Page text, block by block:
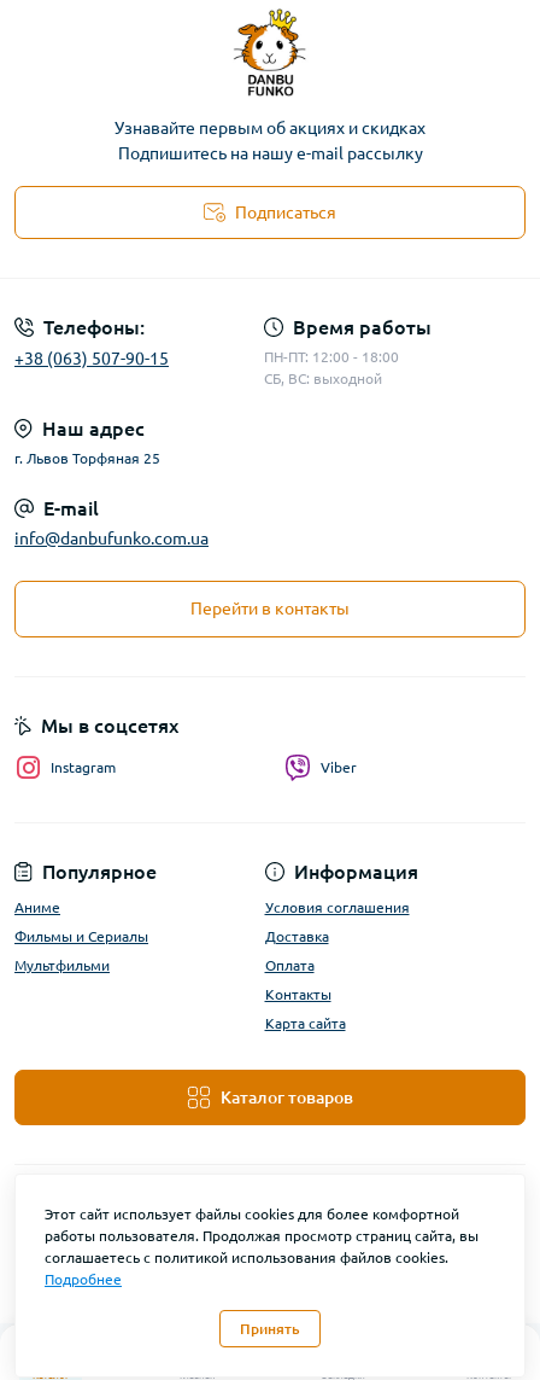
Каталог Главная Закладки Контакты
Узнавайте первым об акциях и скидках
Подпишитесь на нашу e-mail рассылку
Подписаться
Телефоны:
+38 (063) 507-90-15
Время работы
ПН-ПТ: 12:00 - 18:00
СБ, ВС: выходной
Наш адрес
г. Львов Торфяная 25
E-mail
info@danbufunko.com.ua
Перейти в контакты
Популярное
Аниме
Фильмы и Сериалы
Мультфильми
Информация
Условия соглашения
Доставка
Оплата
Контакты
Карта сайта
Каталог товаров
Мы в соцсетях
Instagram Viber
Этот сайт использует файлы cookies для более комфортной
работы пользователя. Продолжая просмотр страниц сайта, вы
соглашаетесь с политикой использования файлов cookies.
Подробнее
Принять